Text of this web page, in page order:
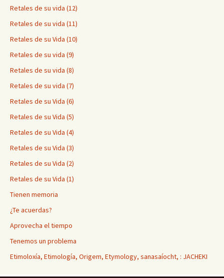
Retales de su vida (12)
Retales de su vida (11)
Retales de su Vida (10)
Retales de su vida (9)
Retales de su vida (8)
Retales de su vida (7)
Retales de su Vida (6)
Retales de su Vida (5)
Retales de su Vida (4)
Retales de su Vida (3)
Retales de su Vida (2)
Retales de su Vida (1)
Tienen memoria
¿Te acuerdas?
Aprovecha el tiempo
Tenemos un problema
Etimoloxía, Etimología, Origem, Etymology, sanasaíocht, : JACHEKI